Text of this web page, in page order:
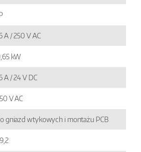
A / 250 V AC
kW
A / 24 V DC
V AC
gniazd wtykowych i montażu PCB